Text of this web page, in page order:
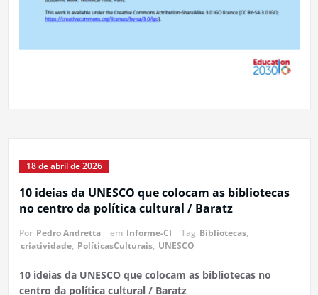
18 de abril de 2026
10 ideias da UNESCO que colocam as bibliotecas
no centro da política cultural / Baratz
Por Pedro Andretta em Informe-CI Tag Bibliotecas,
criatividade, PolíticasCulturais, UNESCO
10 ideias da UNESCO que colocam as bibliotecas no
centro da política cultural / Baratz